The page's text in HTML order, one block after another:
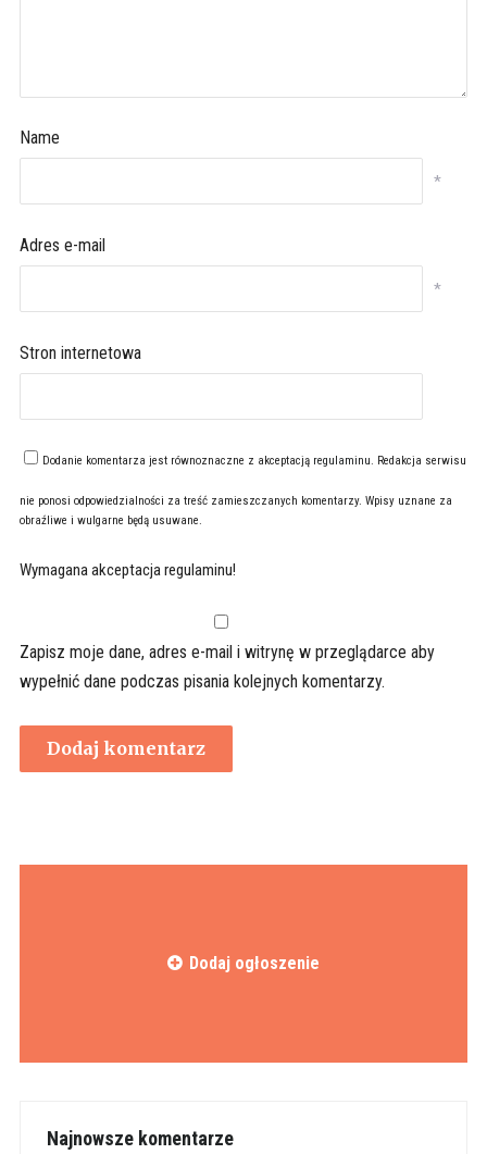
Name
*
Adres e-mail
*
Stron internetowa
Dodanie komentarza jest równoznaczne z akceptacją regulaminu. Redakcja serwisu
nie ponosi odpowiedzialności za treść zamieszczanych komentarzy. Wpisy uznane za
obraźliwe i wulgarne będą usuwane.
Wymagana akceptacja regulaminu!
Zapisz moje dane, adres e-mail i witrynę w przeglądarce aby
wypełnić dane podczas pisania kolejnych komentarzy.
Dodaj ogłoszenie
Najnowsze komentarze